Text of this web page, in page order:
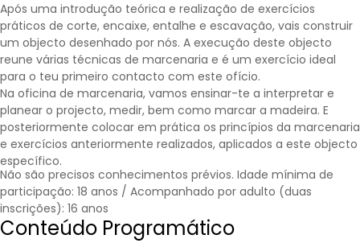
Após uma introdução teórica e realização de exercícios
práticos de corte, encaixe, entalhe e escavação, vais construir
um objecto desenhado por nós. A execução deste objecto
reune várias técnicas de marcenaria e é um exercício ideal
para o teu primeiro contacto com este ofício.
Na oficina de marcenaria, vamos ensinar-te a interpretar e
planear o projecto, medir, bem como marcar a madeira. E
posteriormente colocar em prática os princípios da marcenaria
e exercícios anteriormente realizados, aplicados a este objecto
específico.
Não são precisos conhecimentos prévios. Idade mínima de
participação: 18 anos / Acompanhado por adulto (duas
inscrições): 16 anos
Conteúdo Programático